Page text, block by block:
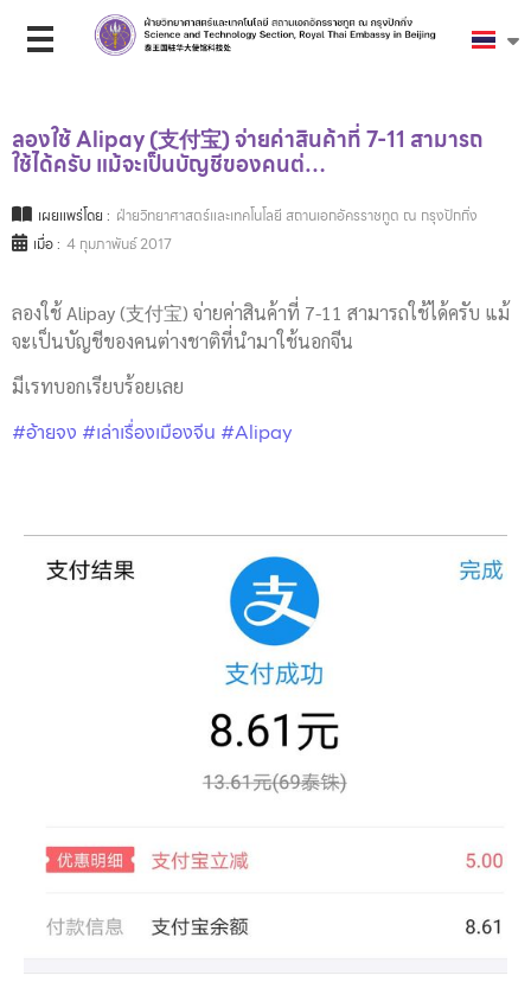
ลองใช้ Alipay (支付宝) จ่ายค่าสินค้าที่ 7-11 สามารถ
ใช้ได้ครับ แม้จะเป็นบัญชีของคนต่…
เผยแพร่โดย : ฝ่ายวิทยาศาสตร์และเทคโนโลยี สถานเอกอัครราชทูต ณ กรุงปักกิ่ง
เมื่อ : 4 กุมภาพันธ์ 2017
ลองใช้ Alipay (支付宝) จ่ายค่าสินค้าที่ 7-11 สามารถใช้ได้ครับ แม้
จะเป็นบัญชีของคนต่างชาติที่นำมาใช้นอกจีน
มีเรทบอกเรียบร้อยเลย
#อ้ายจง #เล่าเรื่องเมืองจีน #Alipay